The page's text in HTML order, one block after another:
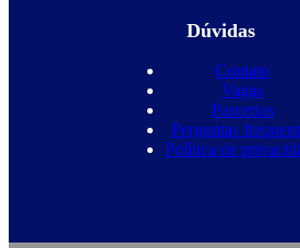
Dúvidas
Contato
Vagas
Parcerias
Perguntas
Política de